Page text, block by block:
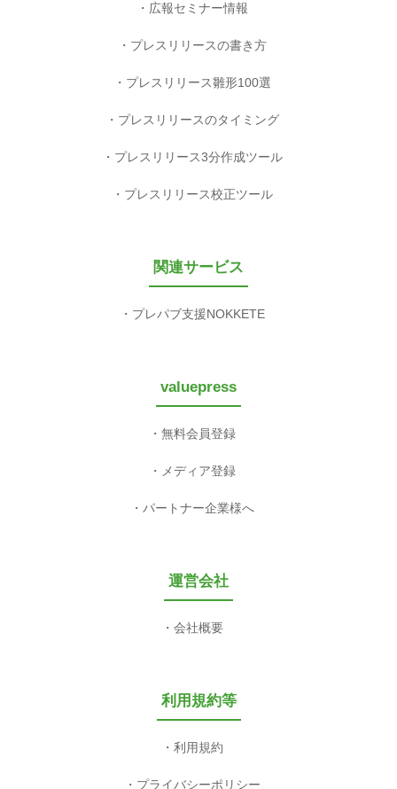
広報セミナー情報
プレスリリースの書き方
プレスリリース雛形100選
プレスリリースのタイミング
プレスリリース3分作成ツール
プレスリリース校正ツール
関連サービス
プレパブ支援NOKKETE
valuepress
無料会員登録
メディア登録
パートナー企業様へ
運営会社
会社概要
利用規約等
利用規約
プライバシーポリシー